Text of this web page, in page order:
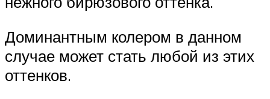
Доминантным колером в данном
случае может стать любой из этих
оттенков.